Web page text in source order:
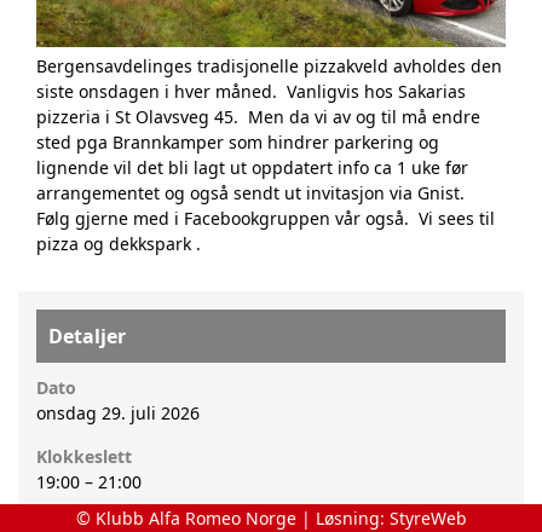
Bergensavdelinges tradisjonelle pizzakveld avholdes den
siste onsdagen i hver måned. Vanligvis hos Sakarias
pizzeria i St Olavsveg 45. Men da vi av og til må endre
sted pga Brannkamper som hindrer parkering og
lignende vil det bli lagt ut oppdatert info ca 1 uke før
arrangementet og også sendt ut invitasjon via Gnist.
Følg gjerne med i Facebookgruppen vår også. Vi sees til
pizza og dekkspark .
Detaljer
Dato
onsdag 29. juli 2026
Klokkeslett
19:00 – 21:00
Kalender
© Klubb Alfa Romeo Norge | Løsning: StyreWeb